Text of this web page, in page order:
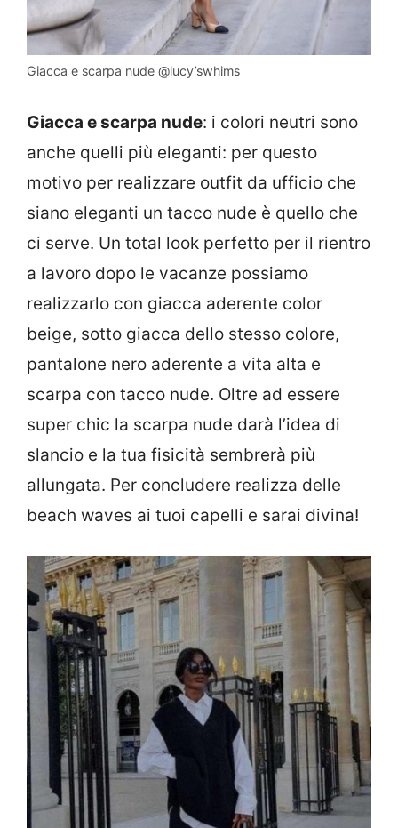
Giacca e scarpa nude @lucy’swhims
Giacca e scarpa nude: i colori neutri sono
anche quelli più eleganti: per questo
motivo per realizzare outfit da ufficio che
siano eleganti un tacco nude è quello che
ci serve. Un total look perfetto per il rientro
a lavoro dopo le vacanze possiamo
realizzarlo con giacca aderente color
beige, sotto giacca dello stesso colore,
pantalone nero aderente a vita alta e
scarpa con tacco nude. Oltre ad essere
super chic la scarpa nude darà l’idea di
slancio e la tua fisicità sembrerà più
allungata. Per concludere realizza delle
beach waves ai tuoi capelli e sarai divina!